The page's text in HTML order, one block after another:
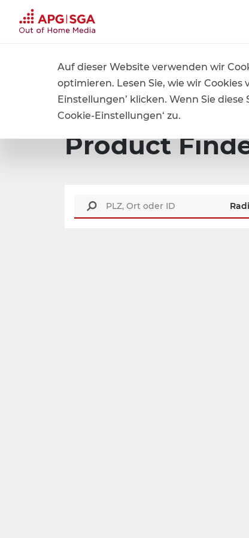
Produkte und Preise Product Finder
Product
Auf dieser Website verwenden wir
optimieren. Lesen Sie, wie wir Cookies
Einstellungen’ klicken. Wenn Sie
Cookie-Einstellungen‘ zu.